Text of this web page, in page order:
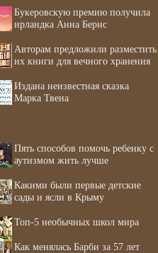
Букеровскую премию получила
ирландка Анна Бернс
Авторам предложили разместить
их книги для вечного хранения
Издана неизвестная сказка
Марка Твена
Пять способов помочь ребенку с
аутизмом жить лучше
Какими были первые детские
сады и ясли в Крыму
Топ-5 необычных школ мира
Как менялась Барби за 57 лет